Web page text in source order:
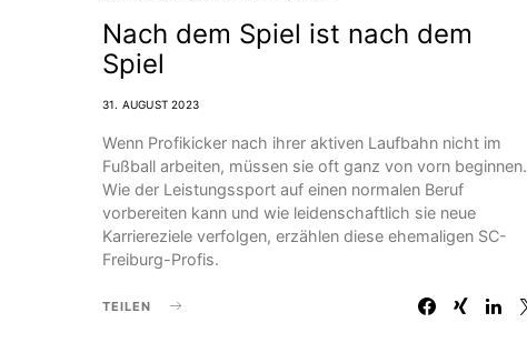
Nach dem Spiel ist nach dem
Spiel
31. AUGUST 2023
Wenn Profikicker nach ihrer aktiven Laufbahn nicht im
Fußball arbeiten, müssen sie oft ganz von vorn beginnen.
Wie der Leistungssport auf einen normalen Beruf
vorbereiten kann und wie leidenschaftlich sie neue
Karriereziele verfolgen, erzählen diese ehemaligen SC-
Freiburg-Profis.
TEILEN